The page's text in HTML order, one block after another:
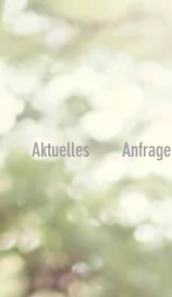
Aktuelles Anfrage